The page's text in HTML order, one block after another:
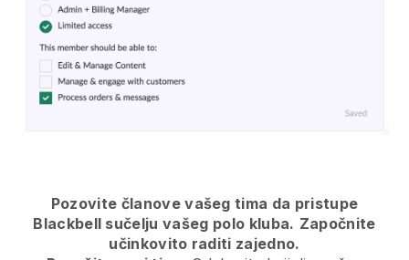
Pozovite članove vašeg tima da pristupe
Blackbell sučelju vašeg polo kluba. Započnite
učinkovito raditi zajedno.